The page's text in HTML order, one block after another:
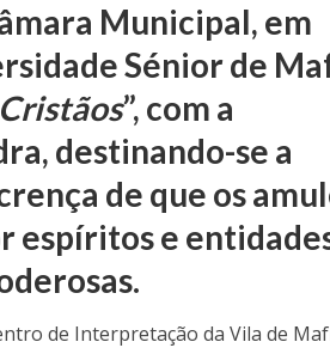
Municipal, em
Sénior de
”, com a
destinando-se a
de que os
espíritos e
de Interpretação da Vila de